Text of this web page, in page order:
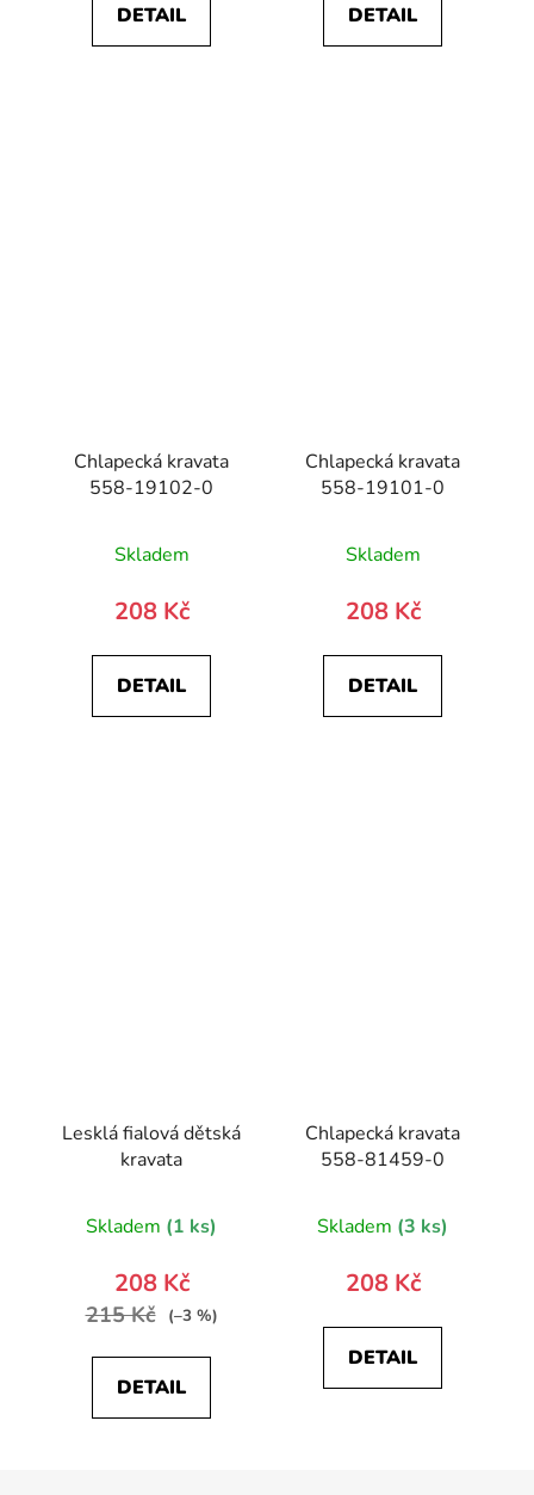
DETAIL DETAIL
Chlapecká kravata
558-19102-0
Skladem
208 Kč
DETAIL
Chlapecká kravata
558-19101-0
Skladem
208 Kč
DETAIL
Lesklá fialová dětská
kravata
Skladem (1 ks)
208 Kč
215 Kč (–3 %)
DETAIL
Chlapecká kravata
558-81459-0
Skladem (3 ks)
208 Kč
DETAIL